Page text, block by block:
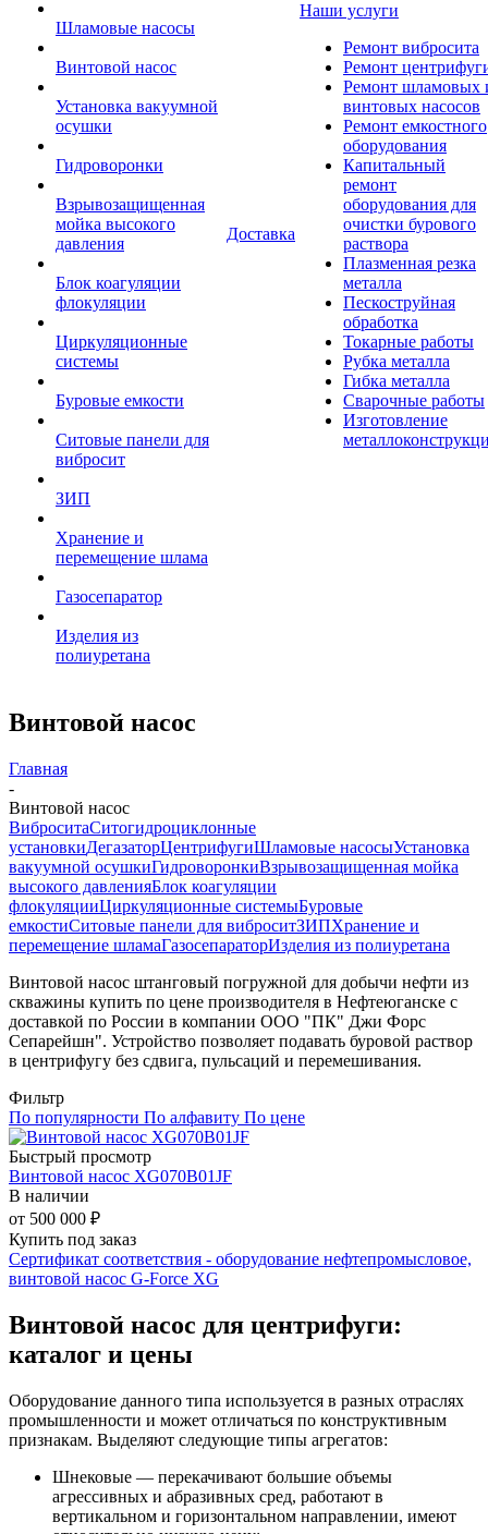
Шламовые насосы
Винтовой насос
Установка вакуумной
осушки
Гидроворонки
Взрывозащищенная
мойка высокого
давления
Блок коагуляции
флокуляции
Циркуляционные
системы
Буровые емкости
Ситовые панели для
вибросит
ЗИП
Хранение и
перемещение шлама
Газосепаратор
Изделия из
полиуретана
Доставка
Наши услуги
Ремонт вибросита
Ремонт
Ремонт шламовых
винтовых насосов
Ремонт емкостного
оборудования
Капитальный
ремонт
оборудования для
очистки бурового
раствора
Плазменная резка
металла
Пескоструйная
обработка
Токарные работы
Рубка металла
Гибка металла
Сварочные работы
Изготовление
Винтовой насос
Главная
-
Винтовой насос
ВиброситаСитогидроциклонные
установкиДегазаторЦентрифугиШламовые насосыУстановка
вакуумной осушкиГидроворонкиВзрывозащищенная мойка
высокого давленияБлок коагуляции
флокуляцииЦиркуляционные системыБуровые
емкостиСитовые панели для виброситЗИПХранение и
перемещение шламаГазосепараторИзделия из полиуретана
Винтовой насос штанговый погружной для добычи нефти из
скважины купить по цене производителя в Нефтеюганске с
доставкой по России в компании ООО "ПК" Джи Форс
Сепарейшн". Устройство позволяет подавать буровой раствор
в центрифугу без сдвига, пульсаций и перемешивания.
Фильтр
По популярности По алфавиту По цене
Быстрый просмотр
Винтовой насос XG070B01JF
В наличии
от 500 000 ₽
Купить под заказ
Сертификат соответствия - оборудование нефтепромысловое,
винтовой насос G-Force XG
Винтовой насос для центрифуги:
каталог и цены
Оборудование данного типа используется в разных отраслях
промышленности и может отличаться по конструктивным
признакам. Выделяют следующие типы агрегатов:
Шнековые — перекачивают большие объемы
агрессивных и абразивных сред, работают в
вертикальном и горизонтальном направлении, имеют